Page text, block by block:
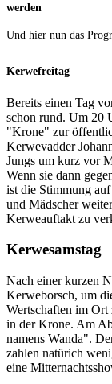
werden
Und hier nun das
Kerwefreitag
Bereits einen Tag
schon rund. Um 20
"Krone" zur
Kerwevadder
Jungs um kurz vor
Wenn sie dann
ist die Stimmung
und Mädscher
Kerweauftakt zu
Kerwesamstag
Nach einer kurzen
Kerweborsch, um
Wertschaften im
in der Krone. Am
namens Wanda".
zahlen natürich
eine